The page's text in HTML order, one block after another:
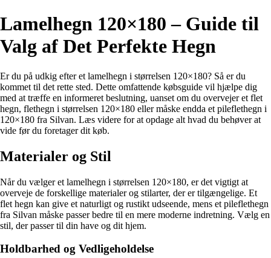
Lamelhegn 120×180 – Guide til
Valg af Det Perfekte Hegn
Er du på udkig efter et lamelhegn i størrelsen 120×180? Så er du
kommet til det rette sted. Dette omfattende købsguide vil hjælpe dig
med at træffe en informeret beslutning, uanset om du overvejer et flet
hegn, flethegn i størrelsen 120×180 eller måske endda et pileflethegn i
120×180 fra Silvan. Læs videre for at opdage alt hvad du behøver at
vide før du foretager dit køb.
Materialer og Stil
Når du vælger et lamelhegn i størrelsen 120×180, er det vigtigt at
overveje de forskellige materialer og stilarter, der er tilgængelige. Et
flet hegn kan give et naturligt og rustikt udseende, mens et pileflethegn
fra Silvan måske passer bedre til en mere moderne indretning. Vælg en
stil, der passer til din have og dit hjem.
Holdbarhed og Vedligeholdelse